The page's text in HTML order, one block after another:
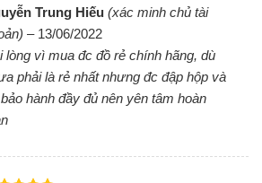
cấp kích thước lớn giúp làm
từ nhanh chóng, tăng cao tuổi
từ và linh kiện điện tử đều
100% của châu Âu, do hãng EGO
yếu tố này có thể giúp chiếc bếp
xếpTrung Hiếu(xác minh chủ tài
– 13/06/2022
lòng vì mua đc đồ rẻ chính hãng, dù
phải là rẻ nhất nhưng đc đập hộp và
hành đầy đủ nên yên tâm hoàn